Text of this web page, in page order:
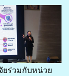
ยร่วมกับหน่วย